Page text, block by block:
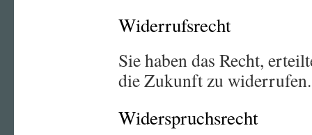
Widerrufsrecht
Sie haben das Recht,
die Zukunft zu widerrufen.
Widerspruchsrecht